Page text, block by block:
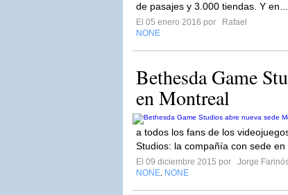
de pasajes y 3.000 tiendas. Y en...
El 05 enero 2016 por
Rafael
NONE
Bethesda Game
en Montreal
a todos los fans de los
Studios: la compañía con sede en
El 09 diciembre 2015 por
Jorge
NONE NONE